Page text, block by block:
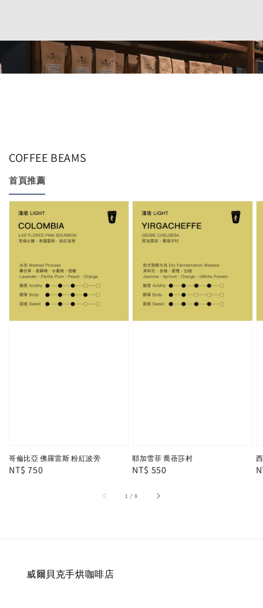
COFFEE BEAMS
首頁推薦
哥倫比亞 佛羅雷斯 粉紅波旁
Regular
NT$ 750
耶加雪菲 喬蓓莎村
Regular
NT$ 550
1 /8
威爾貝克手烘咖啡店